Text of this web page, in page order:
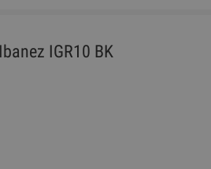
Ibanez IGR10 BK